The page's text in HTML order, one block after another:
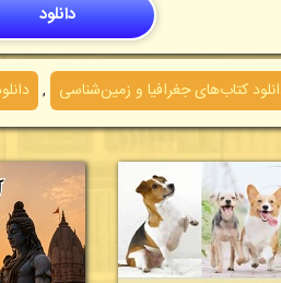
دانلود
کتاب‌های جغرافیا و زمین‌شناسی ,